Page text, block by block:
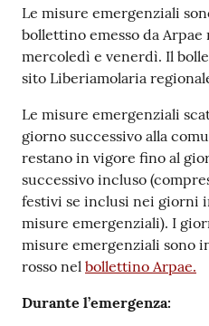
Le misure emergenziali
bollettino emesso da
mercoledì e venerdì. Il
sito Liberiamolaria
Le misure emergenziali
giorno successivo alla
restano in vigore fino al
successivo incluso
festivi se inclusi nei giorni
misure emergenziali). I
misure emergenziali sono
rosso nel bollettino Arpae.
Durante l’emergenza: